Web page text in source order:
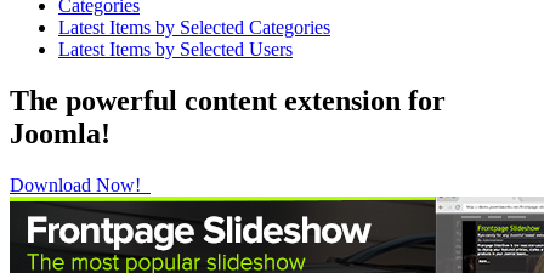
Categories
Latest Items by Selected Categories
Latest Items by Selected Users
The powerful content extension for
Joomla!
Download Now!